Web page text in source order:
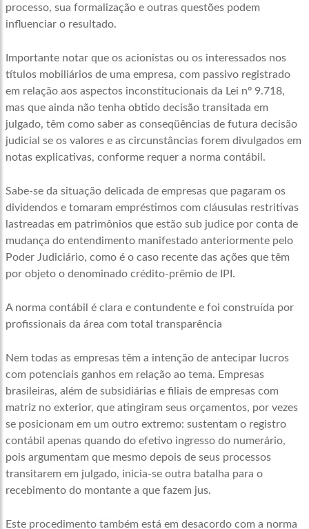
processo, sua formalização e outras questões podem
influenciar o resultado.
Importante notar que os acionistas ou os interessados nos
títulos mobiliários de uma empresa, com passivo registrado
em relação aos aspectos inconstitucionais da Lei nº 9.718,
mas que ainda não tenha obtido decisão transitada em
julgado, têm como saber as conseqüências de futura decisão
judicial se os valores e as circunstâncias forem divulgados em
notas explicativas, conforme requer a norma contábil.
Sabe-se da situação delicada de empresas que pagaram os
dividendos e tomaram empréstimos com cláusulas restritivas
lastreadas em patrimônios que estão sub judice por conta de
mudança do entendimento manifestado anteriormente pelo
Poder Judiciário, como é o caso recente das ações que têm
por objeto o denominado crédito-prêmio de IPI.
A norma contábil é clara e contundente e foi construída por
profissionais da área com total transparência
Nem todas as empresas têm a intenção de antecipar lucros
com potenciais ganhos em relação ao tema. Empresas
brasileiras, além de subsidiárias e filiais de empresas com
matriz no exterior, que atingiram seus orçamentos, por vezes
se posicionam em um outro extremo: sustentam o registro
contábil apenas quando do efetivo ingresso do numerário,
pois argumentam que mesmo depois de seus processos
transitarem em julgado, inicia-se outra batalha para o
recebimento do montante a que fazem jus.
Este procedimento também está em desacordo com a norma